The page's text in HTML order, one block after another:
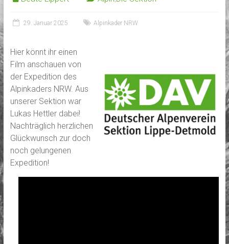
29. Januar 2025 Alpinkader NRW
Hier könnt ihr einen
Film anschauen von
der Expedition des
Alpinkaders NRW. Aus
unserer Sektion war
Lukas Hettler dabei!
Nachträglich herzlichen
Glückwunsch zur doch
noch gelungenen
Expedition!